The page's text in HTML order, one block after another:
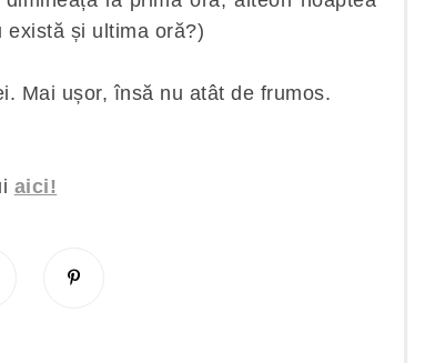
există și ultima oră?)
Mai ușor, însă nu atât de frumos.
aici!